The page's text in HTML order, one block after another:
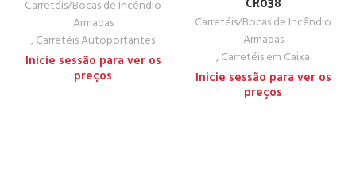
Carretéis/Bocas de Incêndio
Armadas
,Carretéis Autoportantes
Inicie sessão para ver os
preços
Carretéis/Bocas de Incêndio
Armadas
,Carretéis em Caixa
Inicie sessão para ver os
preços